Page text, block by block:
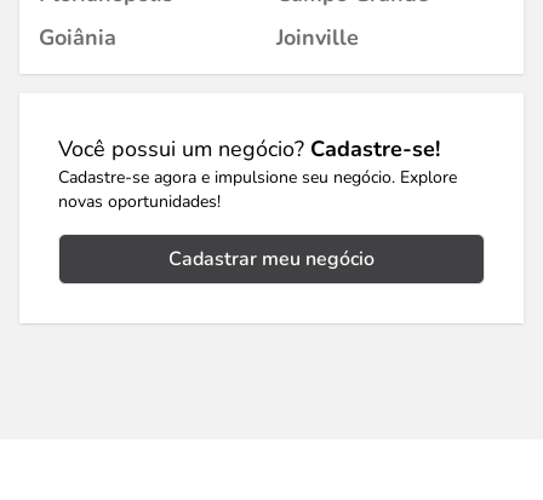
Goiânia
Joinville
Você possui um negócio? Cadastre-se!
Cadastre-se agora e impulsione seu negócio. Explore
novas oportunidades!
Cadastrar meu negócio